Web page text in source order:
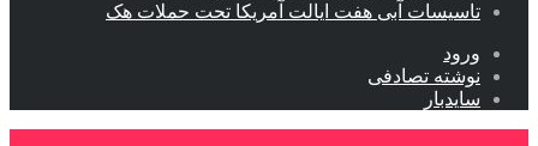
تاسیسات آبی هفت ایالت آمریکا تحت حملات هک
ورود
نوشته تصادفی
سایدبار